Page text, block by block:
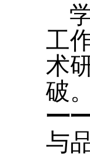
工
术
破
一
与